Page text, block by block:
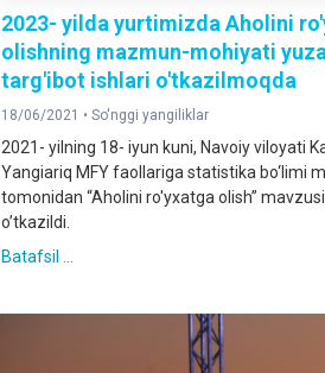
2023- yilda yurtimizda Aholini
olishning mazmun-mohiyati
targ'ibot ishlari o'tkazilmoqda
18/06/2021 • So'nggi yangiliklar
2021- yilning 18- iyun kuni, Navoiy viloyati
Yangiariq MFY faollariga statistika bo‘limi
tomonidan “Aholini ro'yxatga olish”
o’tkazildi.
Batafsil ...